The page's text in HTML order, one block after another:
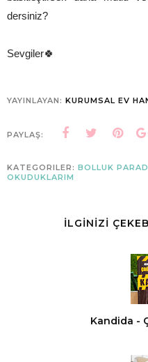
dersiniz?
Sevgiler🍀
YAYINLAYAN: KURUMSAL EV
PAYLAŞ:
KATEGORILER: BOLLUK
OKUDUKLARIM
İLGİNİZİ
Kandida -